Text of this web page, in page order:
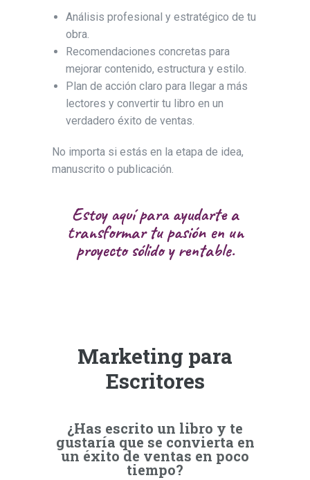
Análisis profesional y estratégico de tu
obra.
Recomendaciones concretas para
mejorar contenido, estructura y estilo.
Plan de acción claro para llegar a más
lectores y convertir tu libro en un
verdadero éxito de ventas.
No importa si estás en la etapa de idea,
manuscrito o publicación.
Estoy aquí para ayudarte a
transformar tu pasión en un
proyecto sólido y rentable.
Marketing para
Escritores
¿Has escrito un libro y te
gustaría que se convierta en
un éxito de ventas en poco
tiempo?